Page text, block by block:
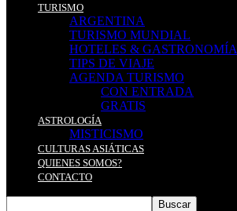
TURISMO
ARGENTINA
TURISMO MUNDIAL
HOTELES & GASTRONOMÍA
TIPS DE VIAJE
AGENDA TURISMO
CON ENTRADA
GRATIS
ASTROLOGÍA
MISTICISMO
CULTURAS ASIÁTICAS
QUIENES SOMOS?
CONTACTO